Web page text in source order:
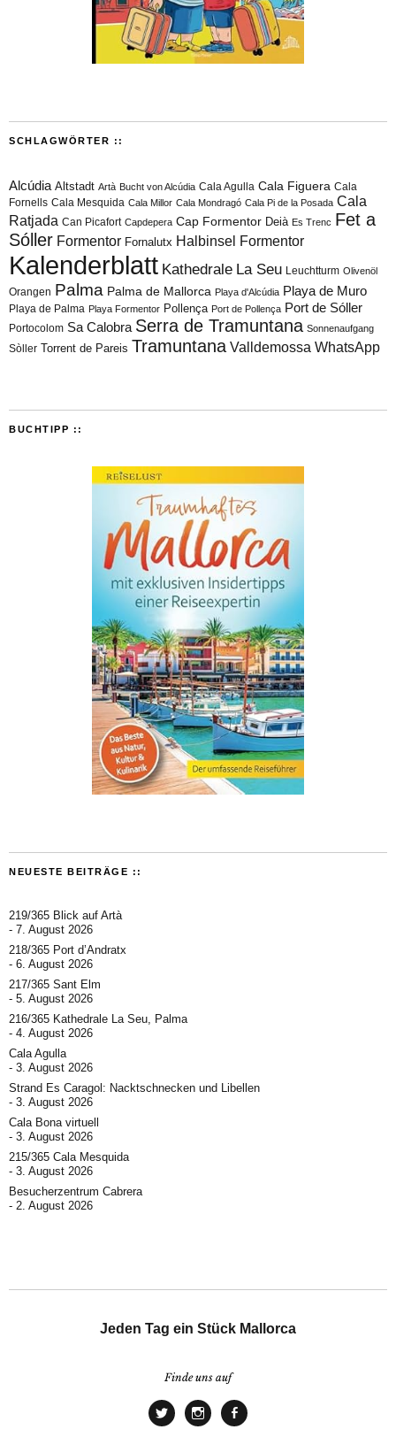
SCHLAGWÖRTER ::
Alcúdia Altstadt Artà Bucht von Alcúdia Cala Agulla Cala Figuera Cala
Fornells Cala Mesquida Cala Millor Cala Mondragó Cala Pi de la Posada Cala
Ratjada Can Picafort Capdepera Cap Formentor Deià Es Trenc Fet a
Sóller Formentor Fornalutx Halbinsel Formentor
Kalenderblatt Kathedrale La Seu Leuchtturm Olivenöl
Orangen Palma Palma de Mallorca Playa d'Alcúdia Playa de Muro
Playa de Palma Playa Formentor Pollença Port de Pollença Port de Sóller
Portocolom Sa Calobra Serra de Tramuntana Sonnenaufgang
Sòller Torrent de Pareis Tramuntana Valldemossa WhatsApp
BUCHTIPP ::
NEUESTE BEITRÄGE ::
219/365 Blick auf Artà
7. August 2026
218/365 Port d’Andratx
6. August 2026
217/365 Sant Elm
5. August 2026
216/365 Kathedrale La Seu, Palma
4. August 2026
Cala Agulla
3. August 2026
Strand Es Caragol: Nacktschnecken und Libellen
3. August 2026
Cala Bona virtuell
3. August 2026
215/365 Cala Mesquida
3. August 2026
Besucherzentrum Cabrera
2. August 2026
Jeden Tag ein Stück Mallorca
Finde uns auf